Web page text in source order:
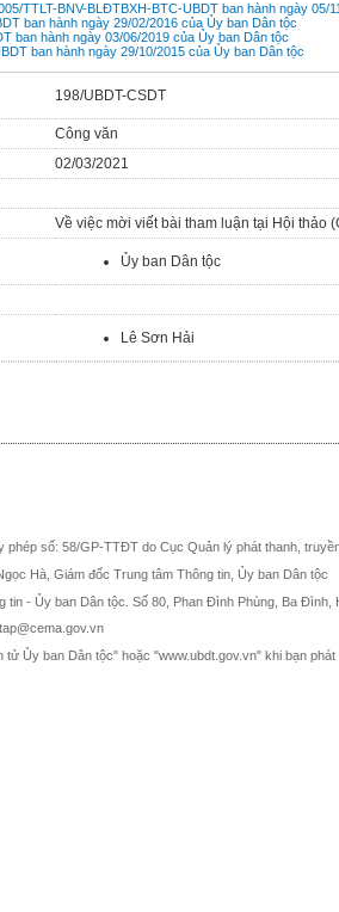
TTLT-BNV-BLĐTBXH-BTC-UBDT ban hành ngày 05/
ban hành ngày 29/02/2016 của Ủy ban Dân tộc
ban hành ngày 03/06/2019 của Ủy ban Dân tộc
ban hành ngày 29/10/2015 của Ủy ban Dân tộc
198/UBDT-CSDT
Công văn
02/03/2021
Về việc mời viết bài tham luận tại Hội thảo
Ủy ban Dân tộc
Lê Sơn Hải
phép số: 58/GP-TTĐT do Cục Quản lý phát thanh,
Hà, Giám đốc Trung tâm Thông tin, Ủy ban Dân tộc
tin - Ủy ban Dân tộc. Số 80, Phan Đình Phùng, Ba Đình,
tử Ủy ban Dân tộc" hoặc "www.ubdt.gov.vn" khi bạn